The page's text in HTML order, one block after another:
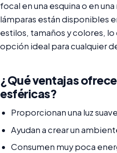
focal en una esquina o en
lámparas están disponibles
estilos, tamaños y colores,
opción ideal para cualquier
¿Qué ventajas
esféricas?
Proporcionan una luz
Ayudan a crear un
Consumen muy poca